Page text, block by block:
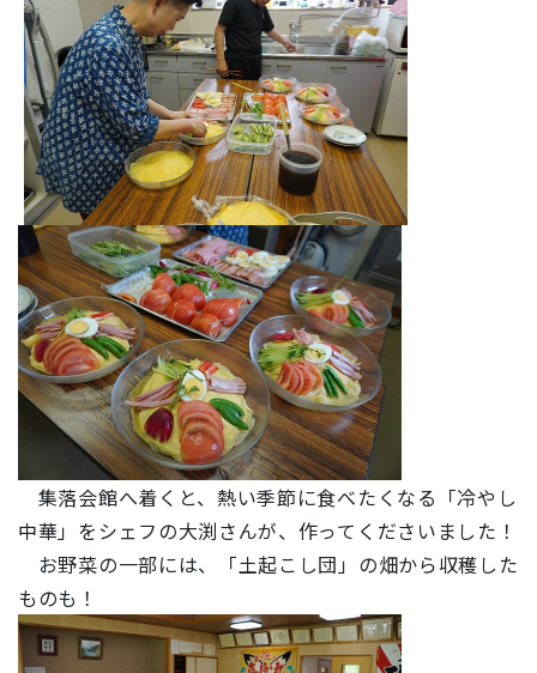
集落会館へ着くと、熱い季節に食べたくなる「冷やし
中華」をシェフの大渕さんが、作ってくださいました！
お野菜の一部には、「土起こし団」の畑から収穫した
ものも！